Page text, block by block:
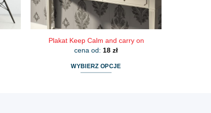
Plakat Keep Calm and carry on
cena od: 18 zł
WYBIERZ OPCJE